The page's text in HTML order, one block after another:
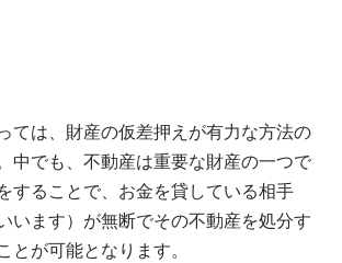
ては、財産の仮差押えが有力な方法の
中でも、不動産は重要な財産の一つで
することで、お金を貸している相手
います）が無断でその不動産を処分す
とが可能となります。